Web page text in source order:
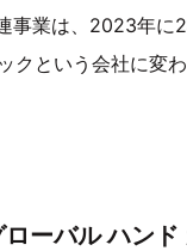
事業は、2023年に2
クという会社に変
ーバル ハンド